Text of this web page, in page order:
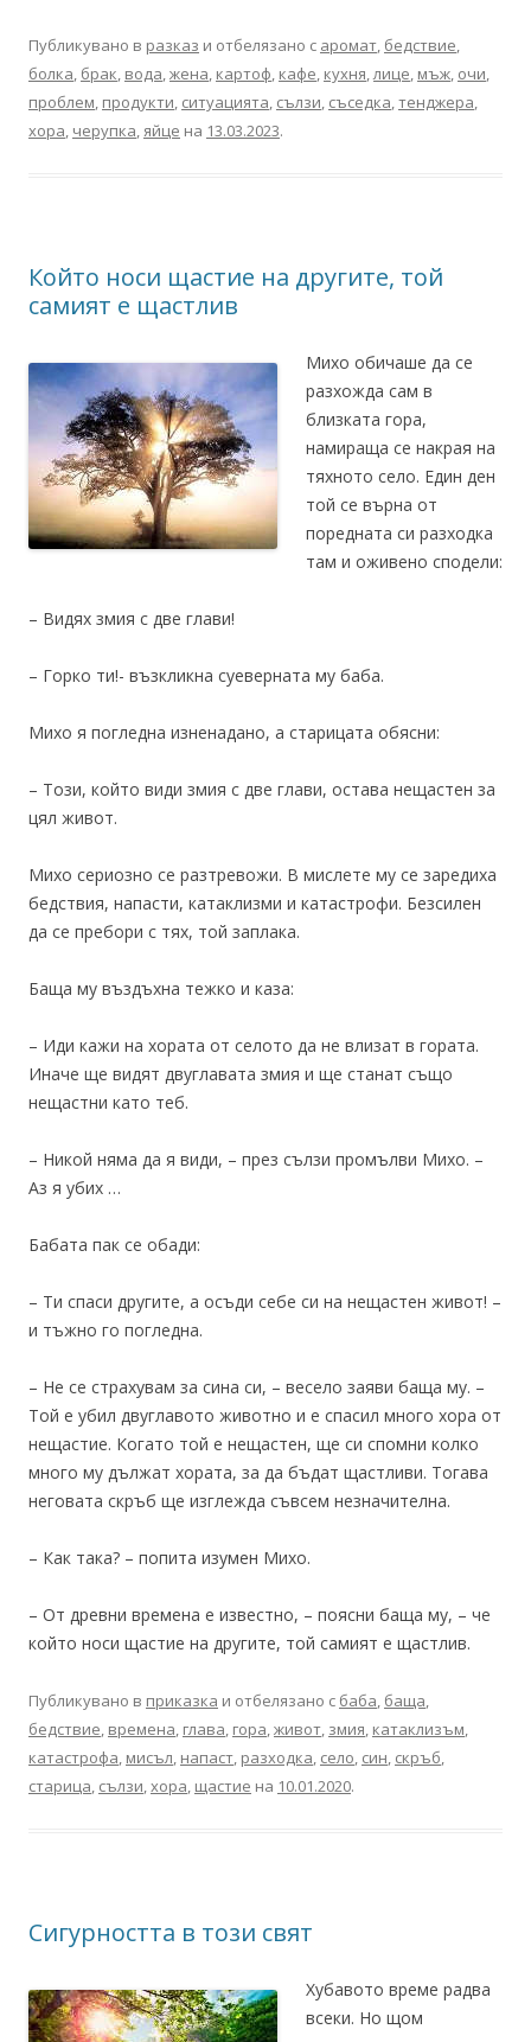
Публикувано в разказ и отбелязано с аромат, бедствие,
болка, брак, вода,жена, картоф, кафе, кухня,лице, мъж, очи,
проблем, продукти, ситуацията, сълзи, съседка,тенджера,
хора, черупка,яйце на 13.03.2023.
Който носи щастие на другите, той
самият е щастлив
Михо обичаше да се
разхожда сам в
близката гора,
намираща се накрая на
тяхното село. Един ден
той се върна от
поредната си разходка
там и оживено сподели:
– Видях змия с две глави!
– Горко ти!- възкликна суеверната му баба.
Михо я погледна изненадано, а старицата обясни:
– Този, който види змия с две глави, остава нещастен за
цял живот.
Михо сериозно се разтревожи. В мислете му се заредиха
бедствия, напасти, катаклизми и катастрофи. Безсилен
да се пребори с тях, той заплака.
Баща му въздъхна тежко и каза:
– Иди кажи на хората от селото да не влизат в гората.
Иначе ще видят двуглавата змия и ще станат също
нещастни като теб.
– Никой няма да я види, – през сълзи промълви Михо. –
Аз я убих …
Бабата пак се обади:
– Ти спаси другите, а осъди себе си на нещастен живот! –
и тъжно го погледна.
– Не се страхувам за сина си, – весело заяви баща му. –
Той е убил двуглавото животно и е спасил много хора от
нещастие. Когато той е нещастен, ще си спомни колко
много му дължат хората, за да бъдат щастливи. Тогава
неговата скръб ще изглежда съвсем незначителна.
– Как така? – попита изумен Михо.
– От древни времена е известно, – поясни баща му, – че
който носи щастие на другите, той самият е щастлив.
Публикувано в приказка и отбелязано с баба, баща,
бедствие, времена, глава, гора,живот, змия, катаклизъм,
катастрофа, мисъл, напаст, разходка, село, син, скръб,
старица, сълзи,хора, щастие на 10.01.2020.
Сигурността в този свят
Хубавото време радва
всеки. Но щом